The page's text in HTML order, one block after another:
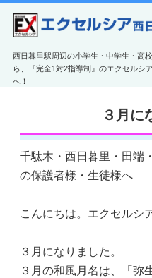
西日暮里駅周辺の小学生・中学生・高
ら、『完全1対2指導制』のエクセルシ
へ！
エクセルシアの特長
コース紹介
３月に
千駄木・西日暮里・田端
の保護者様・生徒様へ
こんにちは。エクセルシ
３月になりました。
３月の和風月名は、「弥